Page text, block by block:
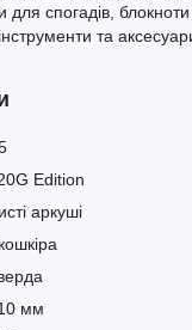
спогадів,
та
Edition
аркуші
мм